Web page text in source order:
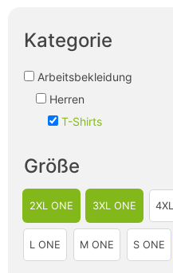
Kategorie
Arbeitsbekleidung
Herren
T-Shirts
Größe
2XL ONE 3XL ONE
L ONE M ONE S ONE